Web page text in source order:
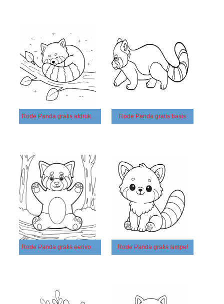
Rode Panda gratis afdrukbaar Rode Panda gratis basis
Rode Panda gratis eenvoudig Rode Panda gratis simpel